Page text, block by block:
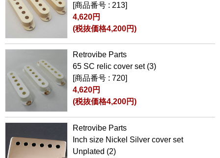
[商品番号 : 213]
4,620円
(税抜価格4,200円)
Retrovibe Parts
65 SC relic cover set (3)
[商品番号 : 720]
4,620円
(税抜価格4,200円)
Retrovibe Parts
Inch size Nickel Silver cover set
Unplated (2)